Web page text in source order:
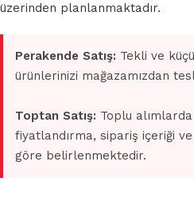
üzerinden planlanmaktadır.
Perakende Satış: Tekli ve
ürünlerinizi mağazamızdan
Toptan Satış: Toplu
fiyatlandırma, sipariş içeriği
göre belirlenmektedir.